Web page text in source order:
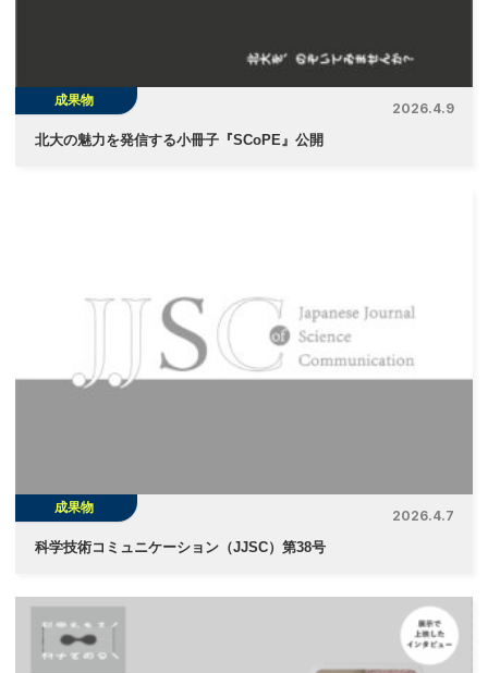
成果物
2026.4.9
北大の魅力を発信する小冊子『SCoPE』公開
成果物
2026.4.7
科学技術コミュニケーション（JJSC）第38号